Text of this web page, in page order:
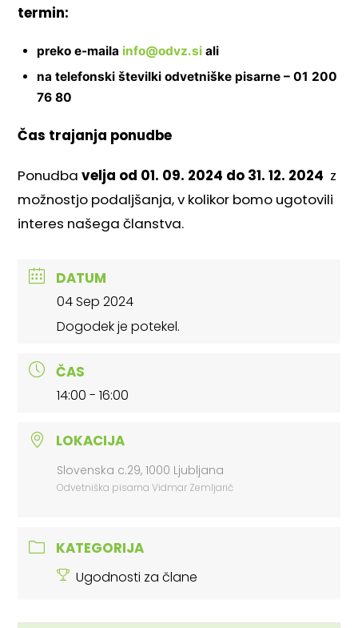
termin:
preko e-maila info@odvz.siali
na telefonski številki odvetniške pisarne – 01 200
76 80
Čas trajanja ponudbe
Ponudbavelja od 01. 09. 2024 do 31. 12. 2024 z
možnostjo podaljšanja, v kolikor bomo ugotovili
interes našega članstva.
DATUM
04 Sep 2024
Dogodek je potekel.
ČAS
14:00 - 16:00
LOKACIJA
Slovenska c.29, 1000 Ljubljana
Odvetniška pisarna Vidmar Zemljarič
KATEGORIJA
Ugodnosti za člane